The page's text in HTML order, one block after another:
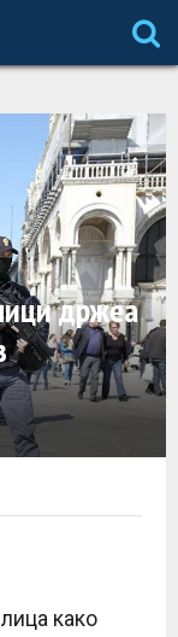
држеа
како